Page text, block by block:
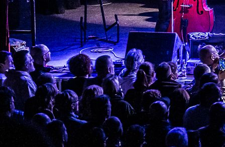
Album: Home of the Blues